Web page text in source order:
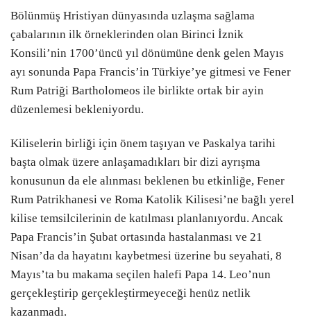
Bölünmüş Hristiyan dünyasında uzlaşma sağlama
çabalarının ilk örneklerinden olan Birinci İznik
Konsili’nin 1700’üncü yıl dönümüne denk gelen Mayıs
ayı sonunda Papa Francis’in Türkiye’ye gitmesi ve Fener
Rum Patriği Bartholomeos ile birlikte ortak bir ayin
düzenlemesi bekleniyordu.
Kiliselerin birliği için önem taşıyan ve Paskalya tarihi
başta olmak üzere anlaşamadıkları bir dizi ayrışma
konusunun da ele alınması beklenen bu etkinliğe, Fener
Rum Patrikhanesi ve Roma Katolik Kilisesi’ne bağlı yerel
kilise temsilcilerinin de katılması planlanıyordu. Ancak
Papa Francis’in Şubat ortasında hastalanması ve 21
Nisan’da da hayatını kaybetmesi üzerine bu seyahati, 8
Mayıs’ta bu makama seçilen halefi Papa 14. Leo’nun
gerçekleştirip gerçekleştirmeyeceği henüz netlik
kazanmadı.